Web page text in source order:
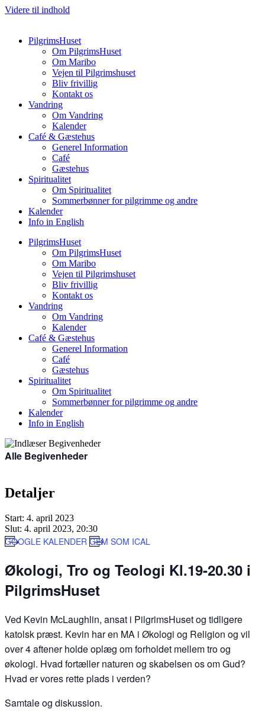
Videre til indhold
PilgrimsHuset
Om PilgrimsHuset
Om Maribo
Vejen til Pilgrimshuset
Bliv frivillig
Kontakt os
Vandring
Om Vandring
Kalender
Café & Gæstehus
Generel Information
Café
Gæstehus
Spiritualitet
Om Spiritualitet
Sommerbønner for pilgrimme og andre
Kalender
Info in English
PilgrimsHuset
Om PilgrimsHuset
Om Maribo
Vejen til Pilgrimshuset
Bliv frivillig
Kontakt os
Vandring
Om Vandring
Kalender
Café & Gæstehus
Generel Information
Café
Gæstehus
Spiritualitet
Om Spiritualitet
Sommerbønner for pilgrimme og andre
Kalender
Info in English
Alle Begivenheder
Detaljer
Start: 4. april 2023
Slut: 4. april 2023, 20:30
GOOGLE KALENDER GEM SOM ICAL
Økologi, Tro og Teologi Kl.19-20.30 i
PilgrimsHuset
Ved Kevin McLaughlin, ansat i PilgrimsHuset og tidligere
katolsk præst. Kevin har en MA i Økologi og Religion og vil
over 4 aftener holde oplæg om forholdet mellem tro og
økologi. Hvad fortæller naturen og skabelsen os om Gud?
Hvad er vores rette plads i verden?
Samtale og diskussion.